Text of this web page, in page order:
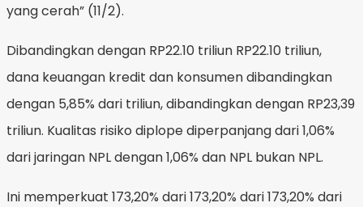
yang cerah” (11/2).
Dibandingkan dengan RP22.10 triliun RP22.10 triliun,
dana keuangan kredit dan konsumen dibandingkan
dengan 5,85% dari triliun, dibandingkan dengan RP23,39
triliun. Kualitas risiko diplope diperpanjang dari 1,06%
dari jaringan NPL dengan 1,06% dan NPL bukan NPL.
Ini memperkuat 173,20% dari 173,20% dari 173,20% dari